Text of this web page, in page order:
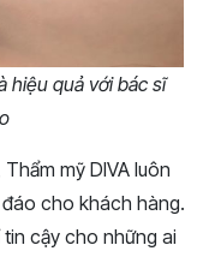
hiệu quả với bác sĩ
mỹ DIVA luôn
cho khách hàng.
cậy cho những ai